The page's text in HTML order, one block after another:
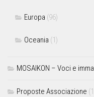
Europa (96)
Oceania (1)
MOSAIKON – Voci e
Proposte Associazione